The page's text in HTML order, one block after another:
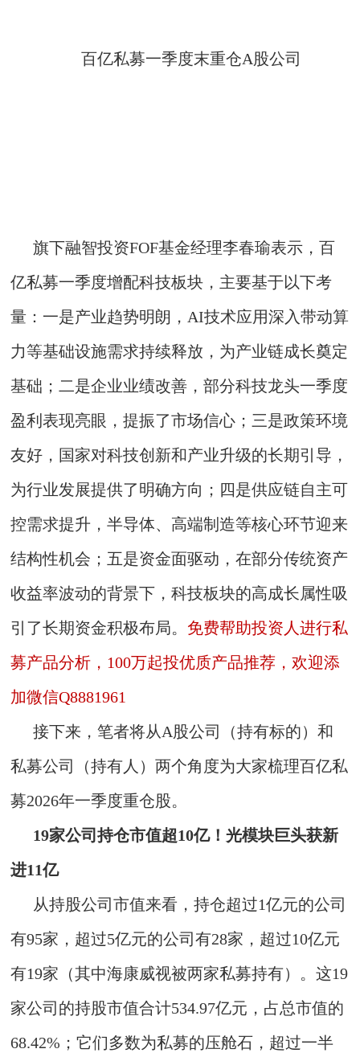
百亿私募一季度末重仓A股公司
旗下融智投资FOF基金经理李春瑜表示，百
亿私募一季度增配科技板块，主要基于以下考
量：一是产业趋势明朗，AI技术应用深入带动算
力等基础设施需求持续释放，为产业链成长奠定
基础；二是企业业绩改善，部分科技龙头一季度
盈利表现亮眼，提振了市场信心；三是政策环境
友好，国家对科技创新和产业升级的长期引导，
为行业发展提供了明确方向；四是供应链自主可
控需求提升，半导体、高端制造等核心环节迎来
结构性机会；五是资金面驱动，在部分传统资产
收益率波动的背景下，科技板块的高成长属性吸
引了长期资金积极布局。 免费帮助投资人进行私
募产品分析，100万起投优质产品推荐，欢迎添
加微信Q8881961
接下来，笔者将从A股公司（持有标的）和
私募公司（持有人）两个角度为大家梳理百亿私
募2026年一季度重仓股。
19家公司持仓市值超10亿！光模块巨头获新
进11亿
从持股公司市值来看，持仓超过1亿元的公司
有95家，超过5亿元的公司有28家，超过10亿元
有19家（其中海康威视被两家私募持有）。这19
家公司的持股市值合计534.97亿元，占总市值的
68.42%；它们多数为私募的压舱石，超过一半